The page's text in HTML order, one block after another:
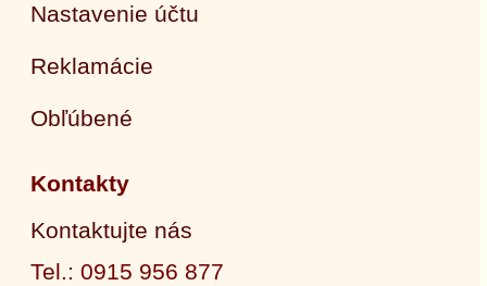
Nastavenie účtu
Reklamácie
Obľúbené
Kontakty
Kontaktujte nás
Tel.: 0915 956 877